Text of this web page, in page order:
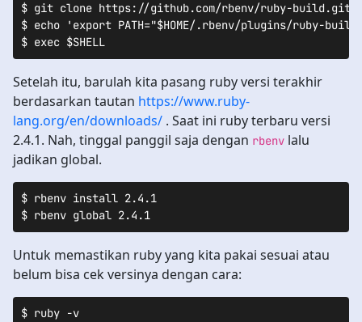
$ git clone https://github.com/rbenv/ruby-build.git
$ echo 'export PATH="$HOME/.rbenv/plugins/ruby-
$ exec $SHELL
Setelah itu, barulah kita pasang ruby versi terakhir
berdasarkan tautan https://www.ruby-
lang.org/en/downloads/ . Saat ini ruby terbaru versi
2.4.1. Nah, tinggal panggil saja dengan rbenv lalu
jadikan global.
$ rbenv install 2.4.1
Untuk memastikan ruby yang kita pakai sesuai atau
belum bisa cek versinya dengan cara:
$ ruby -v